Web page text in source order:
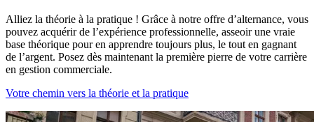
Alliez la théorie à la pratique ! Grâce à notre offre d’alternance, vous
pouvez acquérir de l’expérience professionnelle, asseoir une vraie
base théorique pour en apprendre toujours plus, le tout en gagnant
de l’argent. Posez dès maintenant la première pierre de votre carrière
en gestion commerciale.
Votre chemin vers la théorie et la pratique